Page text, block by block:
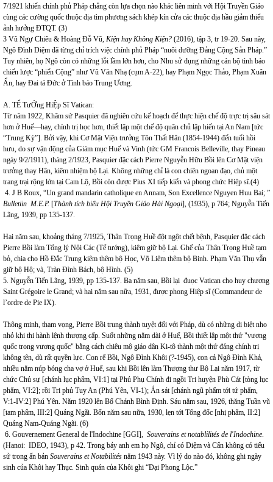
7/1921 khiến chính phủ Pháp chẳng còn lựa chọn nào khác liên minh với Hội Truyền Giáo
cùng các cường quốc thuộc địa tìm phương sách khép kín cửa các thuộc địa hầu giảm thiểu
ảnh hưởng ĐTQT. (3)
3 Vũ Ngự Chiêu & Hoàng Đỗ Vũ, Kiện hay Không Kiện? (2016), tập 3, tr 19-20. Sau này,
Ngô Đình Diệm đã từng chỉ trích việc chính phủ Pháp “nuôi dưỡng Đảng Cộng Sản Pháp.”
Tuy nhiên, họ Ngô còn có những lỗi lầm lớn hơn, cho Nhu sử dụng những cán bộ tình báo
chiến lược “phiến Cộng” như Vũ Văn Nhạ (cụm A-22), hay Phạm Ngọc Thảo, Phạm Xuân
Ẩn, hay Đai tá Đức ở Tình báo Trung Ương.
A. TỂ TưỚng HiỆp Sĩ Vatican:
Từ năm 1922, Khâm sứ Pasquier đã nghiên cứu kế hoạch để thực hiện chế độ trực trị sâu sát
hơn ở Huế—hay, chính trị học hơn, thiết lập một chế độ quân chủ lập hiến tại An Nam [tức
“Trung Kỳ”]. Bởi vậy, khi Cơ Mật Viện trưởng Tôn Thất Hân (1854-1944) đến tuổi hồi
hưu, do sự vận động của Giám mục Huế và Vinh (tức GM Francois Belleville, thay Pineau
ngày 9/2/1911), tháng 2/1923, Pasquier đặc cách Pierre Nguyễn Hữu Bồi lên Cơ Mật viện
trưởng thay Hân, kiêm nhiệm bộ Lại. Không những chỉ là con chiên ngoan đạo, chủ một
trang trại rộng lớn tại Cam Lộ, Bồi còn được Pius XI tiếp kiến và phong chức Hiệp sĩ.(4)
4. J B Roux, “Un grand mandarin catholique en Annam, Son Excellence Nguyen Huu Bai; ”
Bulletiin M.E.P. [Thành tích biểu Hội Truyền Giáo Hải Ngoại], (1935), p 764; Nguyễn Tiến
Lãng, 1939, pp 135-137.
Hai năm sau, khoảng tháng 7/1925, Thân Trọng Huề đột ngột chết bệnh, Pasquier đặc cách
Pierre Bồi làm Tổng lý Nội Các (Tể tướng), kiêm giữ bộ Lại. Ghế của Thân Trọng Huề tạm
bỏ, chia cho Hồ Đắc Trung kiêm thêm bộ Học, Võ Liêm thêm bộ Binh. Phạm Văn Thụ vẫn
giữ bộ Hộ; và, Tràn Đình Bách, bộ Hình. (5)
5. Nguyễn Tiến Lãng, 1939, pp 135-137. Ba năm sau, Bồi lại đuọc Vatican cho huy chương
Saint Grégoire le Grand; và hai năm sau nữa, 1931, được phong Hiệp sĩ (Commandeur de
l’ordre de Pie IX).
Thông minh, tham vọng, Pierre Bồi trung thành tuyệt đối với Pháp, dù có những dị biệt nho
nhỏ khi thi hành lệnh thượng cấp. Suốt những năm dài ở Huế, Bồi thiết lập một thứ "vương
quốc trong vương quốc" bằng cách chiêu mộ giáo dân Ki-tô thành một thứ đảng chính trị
không tên, dù rất quyền lực. Con rể Bồi, Ngô Đình Khôi (?-1945), con cả Ngô Đình Khả,
nhiều năm núp bóng cha vợ ở Huế, sau khi Bồi lên làm Thượng thư Bộ Lại năm 1917, từ
chức Chủ sự [chánh lục phẩm, VI:1] tại Phủ Phụ Chính đi ngồi Tri huyện Phù Cát [tòng lục
phẩm, VI:2]; rồi Tri phủ Tuy An (Phú Yên, VI-1); Án sát [chánh ngũ phẩm tới tứ phẩm,
V:1-IV:2] Phú Yên. Năm 1920 lên Bố Chánh Bình Định. Sáu năm sau, 1926, thăng Tuần vũ
[tam phẩm, III:2] Quảng Ngãi. Bốn năm sau nữa, 1930, lẹn tới Tổng đốc [nhị phẩm, II:2]
Quảng Nam-Quảng Ngãi. (6)
6. Gouvernement General de l'Indochine [GGI], Souverains et notablilités de l'Indochine.
(Hanoi: IDEO, 1943), p 42. Trong bảy anh em họ Ngô, chỉ có Diệm và Cẩn không có tiểu
sử trong ấn bản Souverains et Notabilités năm 1943 này. Vì lý do nào đó, không ghi ngày
sinh của Khôi hay Thục. Sinh quán của Khôi ghi “Đại Phong Lộc.”